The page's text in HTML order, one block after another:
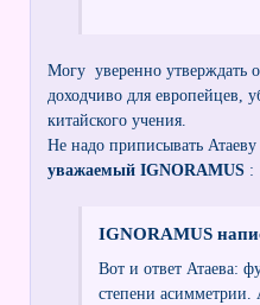
Могу уверенно утверждать
доходчиво для европейцев,
китайского учения.
Не надо приписывать
уважаемый IGNORAMUS :
IGNORAMUS
Вот и ответ Атаева:
степени